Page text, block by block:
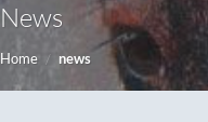
News
Home / news